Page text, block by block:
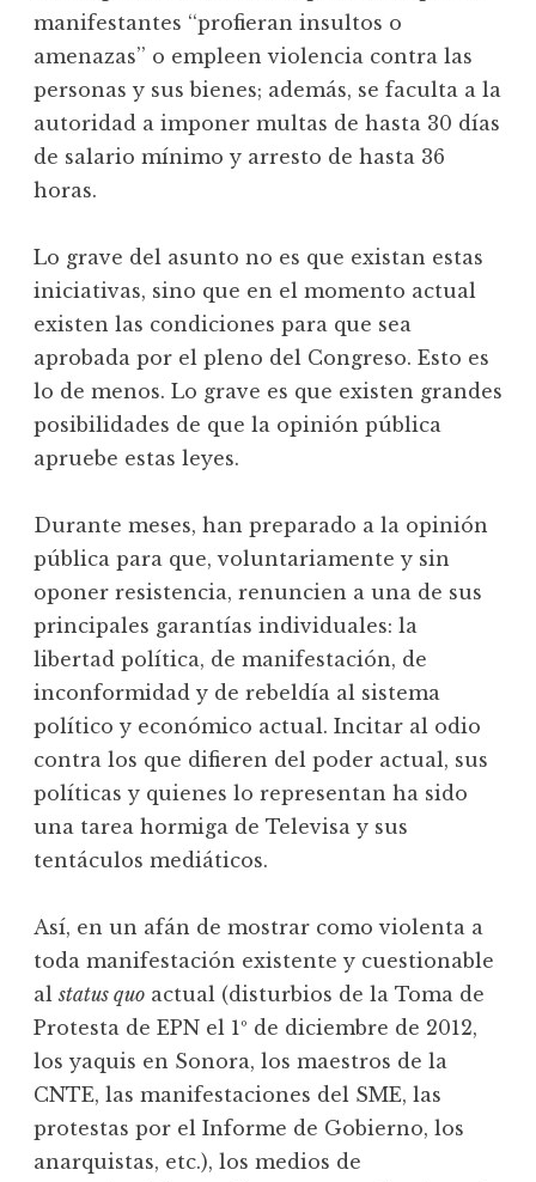
manifestantes ‘‘profieran insultos o
amenazas’’ o empleen violencia contra las
personas y sus bienes; además, se faculta a la
autoridad a imponer multas de hasta 30 días
de salario mínimo y arresto de hasta 36
horas.
Lo grave del asunto no es que existan estas
iniciativas, sino que en el momento actual
existen las condiciones para que sea
aprobada por el pleno del Congreso. Esto es
lo de menos. Lo grave es que existen grandes
posibilidades de que la opinión pública
apruebe estas leyes.
Durante meses, han preparado a la opinión
pública para que, voluntariamente y sin
oponer resistencia, renuncien a una de sus
principales garantías individuales: la
libertad política, de manifestación, de
inconformidad y de rebeldía al sistema
político y económico actual. Incitar al odio
contra los que difieren del poder actual, sus
políticas y quienes lo representan ha sido
una tarea hormiga de Televisa y sus
tentáculos mediáticos.
Así, en un afán de mostrar como violenta a
toda manifestación existente y cuestionable
alstatus quo actual (disturbios de la Toma de
Protesta de EPN el 1º de diciembre de 2012,
los yaquis en Sonora, los maestros de la
CNTE, las manifestaciones del SME, las
protestas por el Informe de Gobierno, los
anarquistas, etc.), los medios de